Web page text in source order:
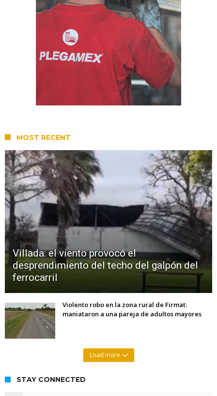
MOST RECENT
Villada: el viento provocó el
desprendimiento del techo del galpón del
ferrocarril
Violento robo en la zona rural de Firmat:
maniataron a una pareja de adultos mayores
Load more
STAY CONNECTED